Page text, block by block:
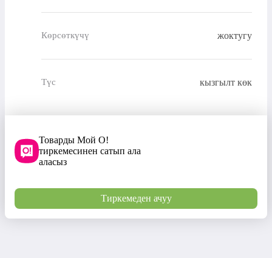
Көрсөткүчү жоктугу
Түс кызгылт көк
Товарды Мой О!
тиркемесинен сатып ала
аласыз
Тиркемеден ачуу